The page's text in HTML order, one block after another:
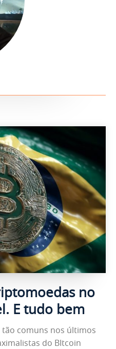
no
E tudo bem
comuns nos últimos
do BItcoin